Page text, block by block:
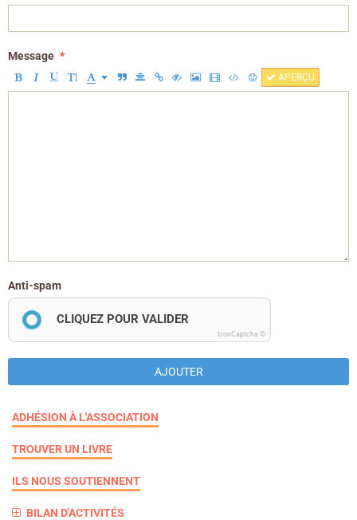
Message
APERÇU
Anti-spam
CLIQUEZ POUR VALIDER
IconCaptcha ©
AJOUTER
ADHÉSION À L'ASSOCIATION
TROUVER UN LIVRE
ILS NOUS SOUTIENNENT
BILAN D'ACTIVITÉS